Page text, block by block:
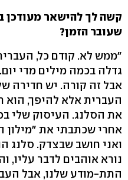
קשה לך להישאר מעודכן
שעובר הזמן?
"ממש לא. קודם כל,
גדלה בכמה מילים מדי
אבל זה קורה. יש חדירה
העברית אלא להיפך, הוא
את הסלנג. העיסוק שלי
אחרי שכתבתי את "מילון
ואני חושב שבצדק. סלנג
נורא אוהבים לדבר עליו,
התת-מודע שלנו, אבל